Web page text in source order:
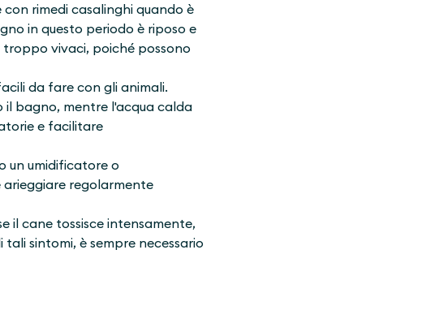
rimedi casalinghi quando è
in questo periodo è riposo e
vivaci, poiché possono
da fare con gli animali.
il bagno, mentre l'acqua calda
e facilitare
un umidificatore o
arieggiare regolarmente
il cane tossisce intensamente,
sintomi, è sempre necessario